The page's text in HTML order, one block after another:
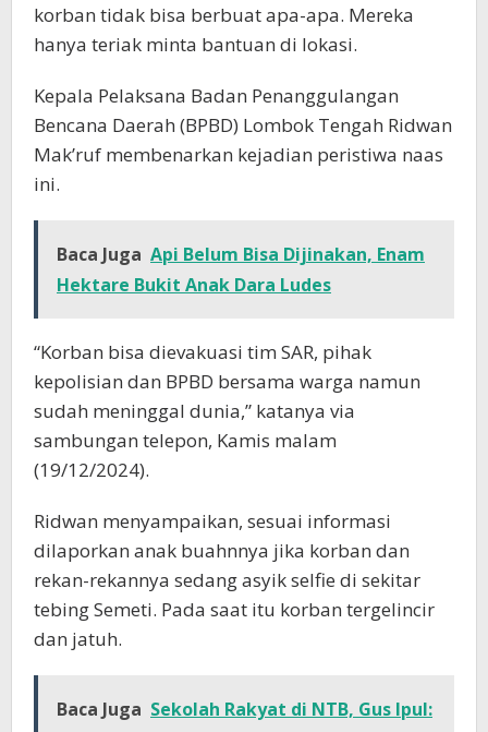
korban tidak bisa berbuat apa-apa. Mereka
hanya teriak minta bantuan di lokasi.
Kepala Pelaksana Badan Penanggulangan
Bencana Daerah (BPBD) Lombok Tengah Ridwan
Mak’ruf membenarkan kejadian peristiwa naas
ini.
Baca Juga Api Belum Bisa Dijinakan, Enam
Hektare Bukit Anak Dara Ludes
“Korban bisa dievakuasi tim SAR, pihak
kepolisian dan BPBD bersama warga namun
sudah meninggal dunia,” katanya via
sambungan telepon, Kamis malam
(19/12/2024).
Ridwan menyampaikan, sesuai informasi
dilaporkan anak buahnnya jika korban dan
rekan-rekannya sedang asyik selfie di sekitar
tebing Semeti. Pada saat itu korban tergelincir
dan jatuh.
Baca Juga Sekolah Rakyat di NTB, Gus Ipul: